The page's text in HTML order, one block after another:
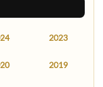
2023
2019